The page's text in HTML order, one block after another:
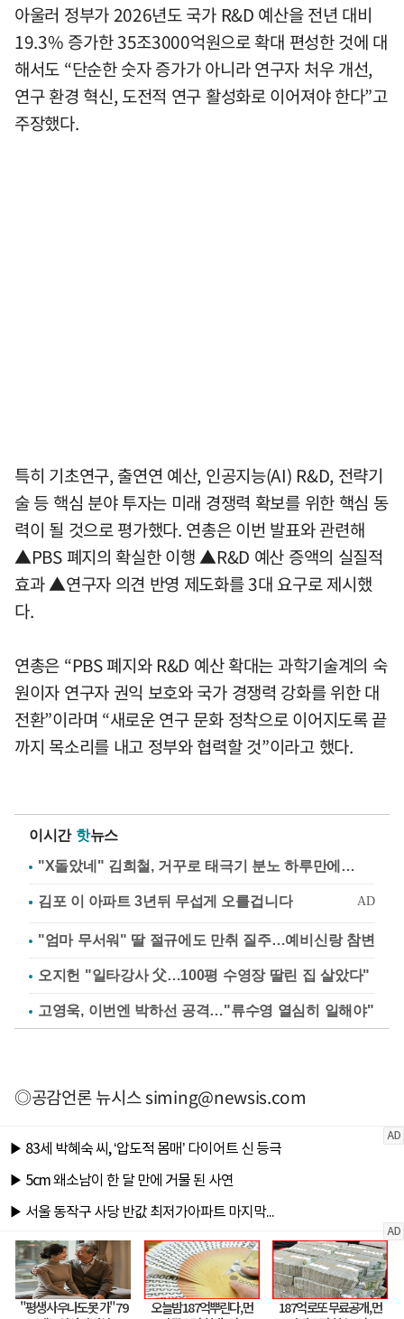
아울러 정부가 2026년도 국가 R&D 예산을 전년 대비
19.3% 증가한 35조3000억원으로 확대 편성한 것에 대
해서도 “단순한 숫자 증가가 아니라 연구자 처우 개선,
연구 환경 혁신, 도전적 연구 활성화로 이어져야 한다”고
주장했다.
특히 기초연구, 출연연 예산, 인공지능(AI) R&D, 전략기
술 등 핵심 분야 투자는 미래 경쟁력 확보를 위한 핵심 동
력이 될 것으로 평가했다. 연총은 이번 발표와 관련해
▲PBS 폐지의 확실한 이행 ▲R&D 예산 증액의 실질적
효과 ▲연구자 의견 반영 제도화를 3대 요구로 제시했
다.
연총은 “PBS 폐지와 R&D 예산 확대는 과학기술계의 숙
원이자 연구자 권익 보호와 국가 경쟁력 강화를 위한 대
전환”이라며 “새로운 연구 문화 정착으로 이어지도록 끝
까지 목소리를 내고 정부와 협력할 것”이라고 했다.
이시간 핫뉴스
"X돌았네" 김희철, 거꾸로 태극기 분노 하루만에…
"엄마 무서워" 딸 절규에도 만취 질주…예비신랑 참변
오지헌 "일타강사 父…100평 수영장 딸린 집 살았다"
고영욱, 이번엔 박하선 공격…"류수영 열심히 일해야"
◎공감언론 뉴시스siming@newsis.com